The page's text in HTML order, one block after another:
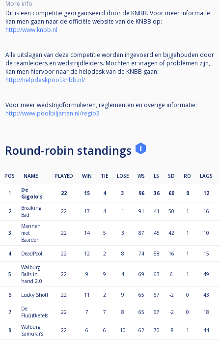
More info
Dit is een competitie georganiseerd door de KNBB. Voor meer informatie
kan men gaan naar de officiële website van de KNBB op:
http://www.knbb.nl
Alle uitslagen van deze competitie worden ingevoerd en bijgehouden door
de teamleiders en wedstrijdleiders. Mochten er vragen of problemen zijn,
kan men hiervoor naar de helpdesk van de KNBB gaan:
http://helpdeskpool.knbb.nl/
Voor meer wedstrijdformulieren, reglementen en overige informatie:
http://www.poolbiljarten.nl/regio3
Round-robin standings
POS NAME PLAYED WIN TIE LOSE WS LS SD RO LAGS
1
De
Gigolo's
22 15 4 3 96 36 60 0 12
2
Breaking
Bad
22 17 4 1 91 41 50 1 16
3
Mannen
met
Baarden
22 14 5 3 87 45 42 1 10
4 DeadPool 22 12 2 8 74 58 16 1 15
5
Walburg
Balls in
hand 2.0
22 9 9 4 69 63 6 1 49
6 Lucky Shot! 22 11 2 9 65 67 -2 0 43
7
De
Flu(i)tketels
22 7 7 8 65 67 -2 0 18
8
Walburg
Samurai’s
22 6 6 10 62 70 -8 1 44